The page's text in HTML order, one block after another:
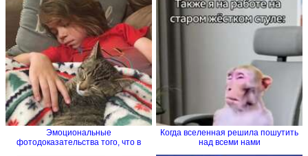
Эмоциональные
фотодоказательства того, что в
Когда вселенная решила пошутить
над всеми нами